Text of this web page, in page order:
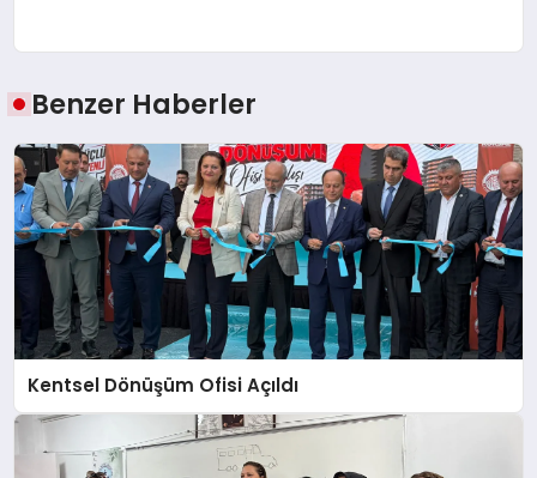
Benzer Haberler
Kentsel Dönüşüm Ofisi Açıldı